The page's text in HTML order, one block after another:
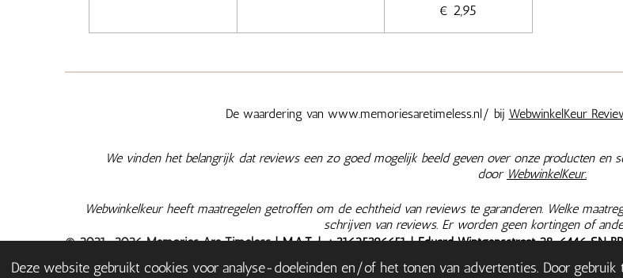
Deze website gebruikt cookies voor analyse-doeleinden en/of het tonen van advertenties. Door gebruik
€ 2,95
De waardering van www.memoriesaretimeless.nl/ bij WebwinkelKeur
We vinden het belangrijk dat reviews een zo goed mogelijk beeld geven over onze producten en
door WebwinkelKeur.
Webwinkelkeur heeft maatregelen getroffen om de echtheid van reviews te garanderen. Welke
schrijven van reviews. Er worden geen kortingen of
© 2021-2026 Memories Are Timeless| M.A.T. | +31625396651| Eduard Wintgensstraat 28, 6446 SN
NL003566935B02
| Algemene Voorwaarden | Privacy | Retourneren & Herroepen | Bestelling herroepen